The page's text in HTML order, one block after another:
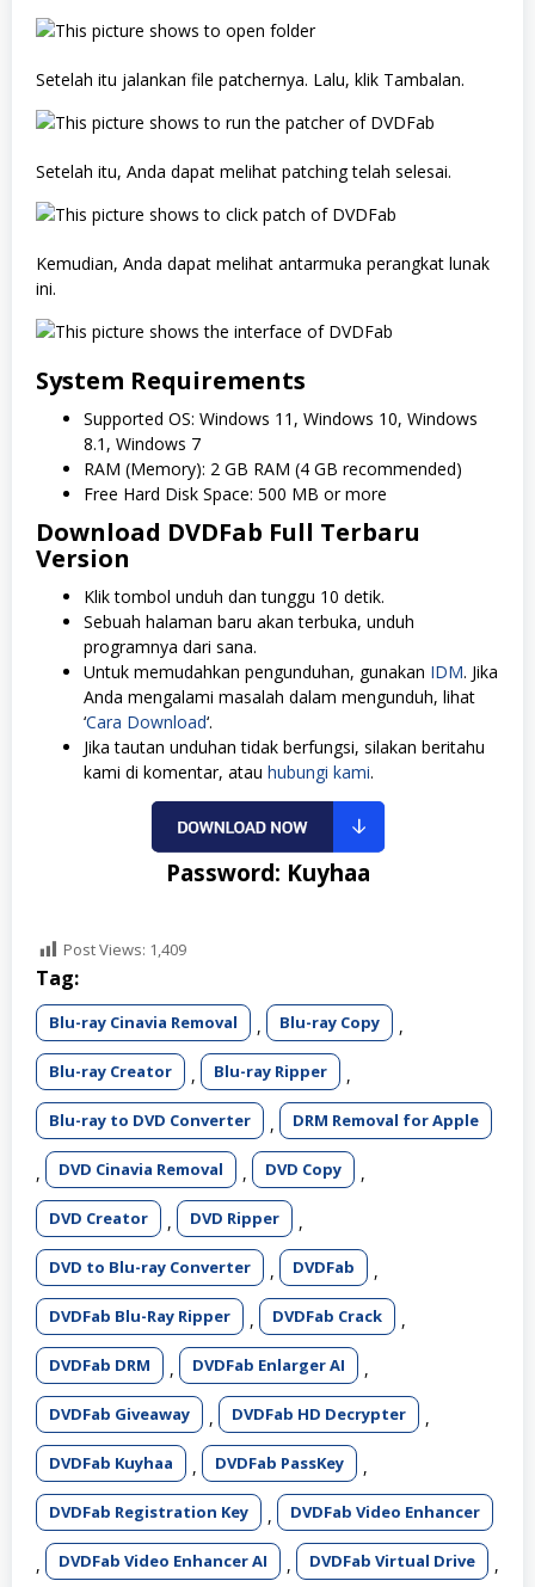
Setelah itu jalankan file patchernya. Lalu, klik Tambalan.
Setelah itu, Anda dapat melihat patching telah selesai.
Kemudian, Anda dapat melihat antarmuka perangkat lunak
ini.
System Requirements
Supported OS: Windows 11, Windows 10, Windows
8.1, Windows 7
RAM (Memory): 2 GB RAM (4 GB recommended)
Free Hard Disk Space: 500 MB or more
Download DVDFab Full Terbaru
Version
Klik tombol unduh dan tunggu 10 detik.
Sebuah halaman baru akan terbuka, unduh
programnya dari sana.
Untuk memudahkan pengunduhan, gunakan IDM. Jika
Anda mengalami masalah dalam mengunduh, lihat
‘Cara Download‘.
Jika tautan unduhan tidak berfungsi, silakan beritahu
kami di komentar, atau hubungi kami.
Password: Kuyhaa
Post Views: 1,409
Tag:
Blu-ray Cinavia Removal , Blu-ray Copy ,
Blu-ray Creator , Blu-ray Ripper ,
Blu-ray to DVD Converter , DRM Removal for Apple
, DVD Cinavia Removal , DVD Copy ,
DVD Creator , DVD Ripper ,
DVD to Blu-ray Converter , DVDFab ,
DVDFab Blu-Ray Ripper , DVDFab Crack ,
DVDFab DRM , DVDFab Enlarger AI ,
DVDFab Giveaway , DVDFab HD Decrypter ,
DVDFab Kuyhaa , DVDFab PassKey ,
DVDFab Registration Key , DVDFab Video Enhancer
, DVDFab Video Enhancer AI , DVDFab Virtual Drive ,